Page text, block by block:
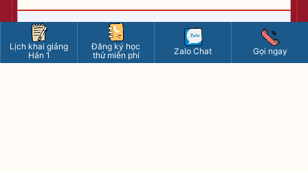
Lịch khai giảng
Hán 1
Đăng ký học
thử miễn phí
Zalo Chat Gọi ngay